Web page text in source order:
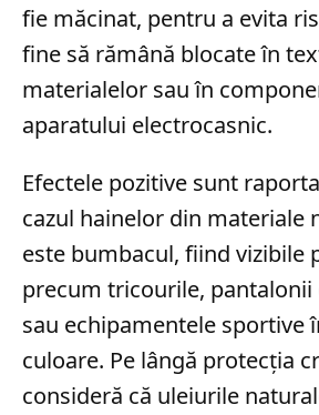
fie măcinat, pentru a evita
fine să rămână blocate în
materialelor sau în
aparatului electrocasnic.
Efectele pozitive sunt
cazul hainelor din materiale
este bumbacul, fiind vizibile
precum tricourile, pantalonii
sau echipamentele sportive
culoare. Pe lângă protecția
consideră că uleiurile